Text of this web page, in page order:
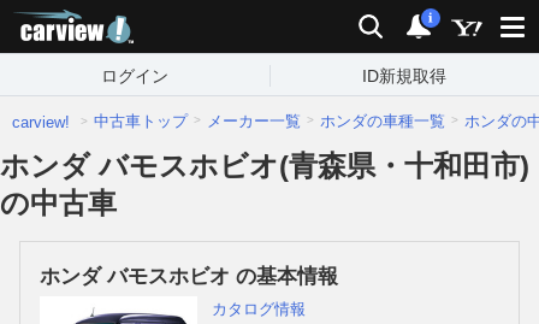
検索 通知
i
ログイン ID新規取得
carview! 中古車トップ メーカー一覧 ホンダの車種一覧 ホンダの
ホンダ バモスホビオ(青森県・十和田市)
の中古車
ホンダ バモスホビオ の基本情報
カタログ情報